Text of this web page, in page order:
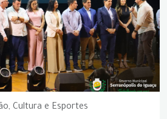
Cultura e Esportes